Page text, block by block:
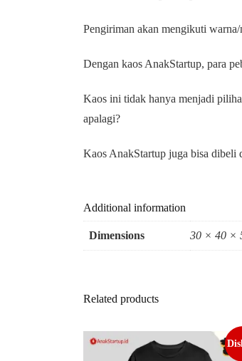
Pengiriman akan mengikuti
Dengan kaos AnakStartup, para
Kaos ini tidak hanya menjadi
apalagi?
Kaos AnakStartup juga bisa dibeli
Additional information
Dimensions 30 × 40 ×
Related products